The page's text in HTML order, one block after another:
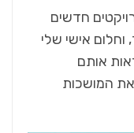
חדשים
אישי שלי
אותם
את המושכות